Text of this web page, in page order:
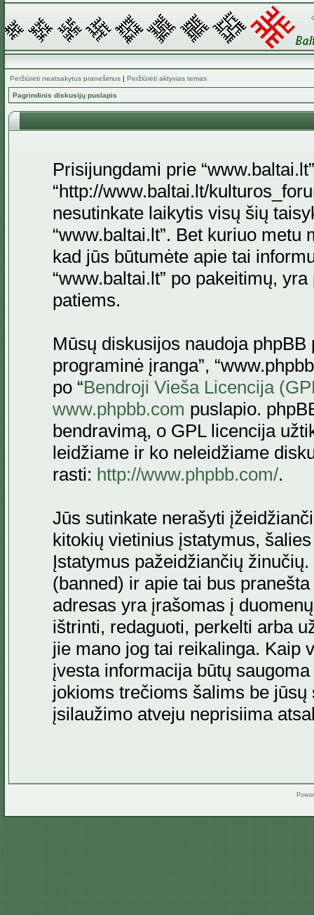
Peržiūrėti neatsakytus pranešimus | Peržiūrėti aktyvias temas
Pagrindinis diskusijų puslapis
Prisijungdami prie
“http://www.baltai.lt/
nesutinkate laikytis visų šių
“www.baltai.lt”. Bet kuriuo
kad jūs būtumėte apie tai
“www.baltai.lt” po pakeitimų,
patiems.
Mūsų diskusijos naudoja phpBB
programinė įranga”,
po “Bendroji Vieša Licencija
www.phpbb.com puslapio.
bendravimą, o GPL licencija
leidžiame ir ko neleidžiame
rasti: http://www.phpbb.com/.
Jūs sutinkate nerašyti
kitokių vietinius įstatymus,
Įstatymus pažeidžiančių
(banned) ir apie tai bus
adresas yra įrašomas į
ištrinti, redaguoti, perkelti arba
jie mano jog tai reikalinga. Kaip
įvesta informacija būtų
jokioms trečioms šalims be jūsų
įsilaužimo atveju neprisiima